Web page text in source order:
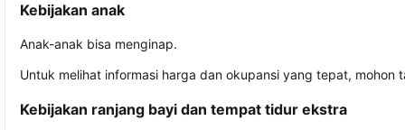
Kebijakan anak
Anak-anak bisa menginap.
Untuk melihat informasi harga dan okupansi yang tepat,
Kebijakan ranjang bayi dan tempat tidur ekstra